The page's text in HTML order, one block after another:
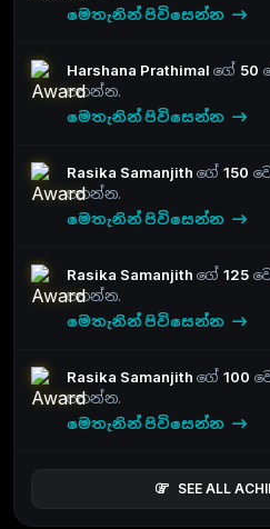
මෙතැනින් පිවිසෙන්න
Harshana Prathimal ගේ 50
පතන්න.
මෙතැනින් පිවිසෙන්න
Rasika Samanjith ගේ 150
පතන්න.
මෙතැනින් පිවිසෙන්න
Rasika Samanjith ගේ 125
පතන්න.
මෙතැනින් පිවිසෙන්න
Rasika Samanjith ගේ 100
පතන්න.
මෙතැනින් පිවිසෙන්න
SEE ALL